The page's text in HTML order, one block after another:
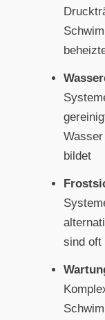
bildet
sind oft